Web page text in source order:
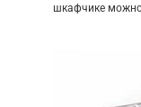
шкафчике